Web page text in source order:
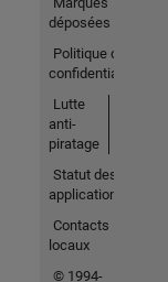
déposées
Politique de
confidentialité
Lutte
anti-
piratage
Statut des
applications
Contacts
locaux
© 1994-